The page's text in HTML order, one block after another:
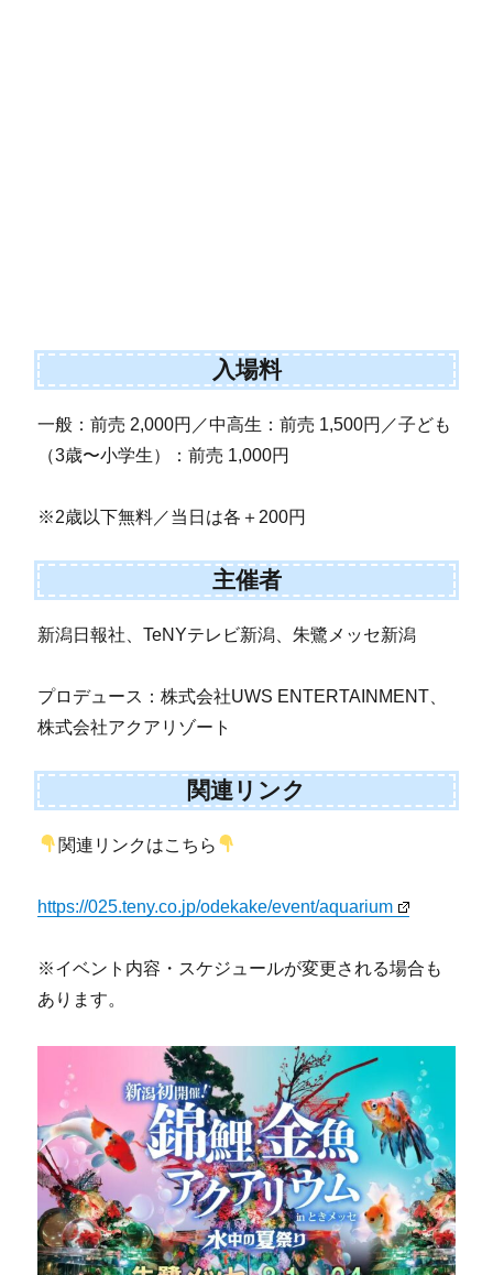
入場料
一般：前売 2,000円／中高生：前売 1,500円／子ども
（3歳〜小学生）：前売 1,000円
※2歳以下無料／当日は各＋200円
主催者
新潟日報社、TeNYテレビ新潟、朱鷺メッセ新潟
プロデュース：株式会社UWS ENTERTAINMENT、
株式会社アクアリゾート
関連リンク
関連リンクはこちら
https://025.teny.co.jp/odekake/event/aquarium
※イベント内容・スケジュールが変更される場合も
あります。